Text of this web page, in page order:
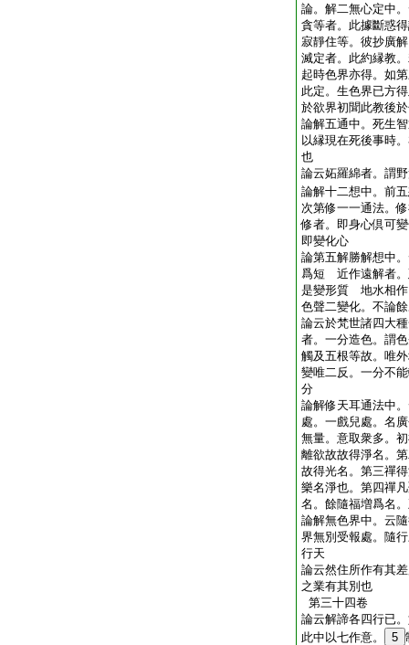
論。解二無心定中
貪等者。此據斷惑
寂靜住等。彼抄廣
滅定者。此約縁教
起時色界亦得。如
此定。生色界已方
於欲界初聞此教後
論解五通中。死生
以縁現在死後事時
也
論云妬羅綿者。謂
論解十二想中。前
次第修一一通法。
修者。即身心倶可
即變化心
論第五解勝解想中
爲短 近作遠解者
是變形質 地水相作
色聲二變化。不論
論云於梵世諸四大
者。一分造色。謂
觸及五根等故。唯
變唯二反。一分不
分
論解修天耳通法中
處。一戲兒處。名
無量。意取衆多。
離欲故故得淨名。
故得光名。第三禪
樂名淨也。第四禪
名。餘隨福増爲名
論解無色界中。云
界無別受報處。隨
行天
論云然住所作有其
之業有其別也
第三十四卷
論云解諦各四行已
此中以七作意。
5